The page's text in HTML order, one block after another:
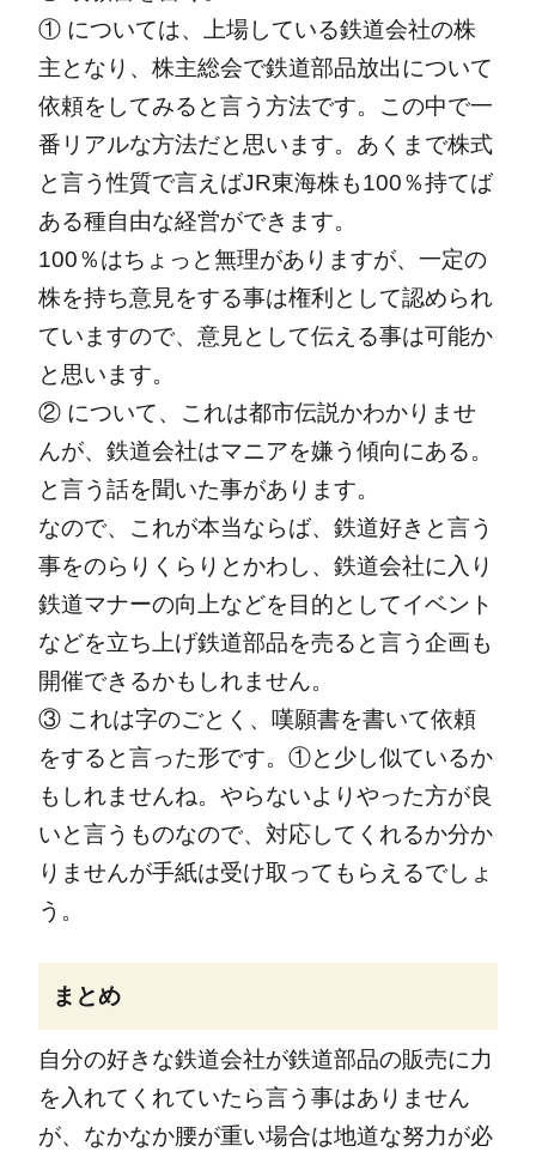
① については、上場している鉄道会社の株
主となり、株主総会で鉄道部品放出について
依頼をしてみると言う方法です。この中で一
番リアルな方法だと思います。あくまで株式
と言う性質で言えばJR東海株も100％持てば
ある種自由な経営ができます。
100％はちょっと無理がありますが、一定の
株を持ち意見をする事は権利として認められ
ていますので、意見として伝える事は可能か
と思います。
② について、これは都市伝説かわかりませ
んが、鉄道会社はマニアを嫌う傾向にある。
と言う話を聞いた事があります。
なので、これが本当ならば、鉄道好きと言う
事をのらりくらりとかわし、鉄道会社に入り
鉄道マナーの向上などを目的としてイベント
などを立ち上げ鉄道部品を売ると言う企画も
開催できるかもしれません。
③ これは字のごとく、嘆願書を書いて依頼
をすると言った形です。①と少し似ているか
もしれませんね。やらないよりやった方が良
いと言うものなので、対応してくれるか分か
りませんが手紙は受け取ってもらえるでしょ
う。
まとめ
自分の好きな鉄道会社が鉄道部品の販売に力
を入れてくれていたら言う事はありません
が、なかなか腰が重い場合は地道な努力が必